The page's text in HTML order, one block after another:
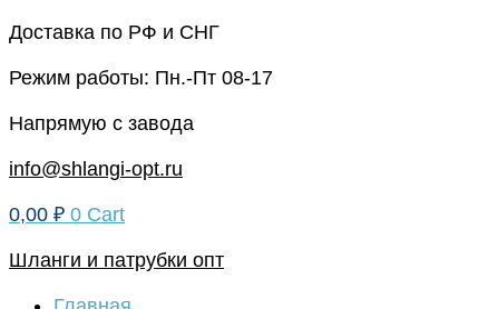
Перейти
содержимому
Доставка по РФ и СНГ
Режим работы: Пн.-Пт 08-17
Напрямую с завода
info@shlangi-opt.ru
0,00 ₽ 0 Cart
Шланги и патрубки опт